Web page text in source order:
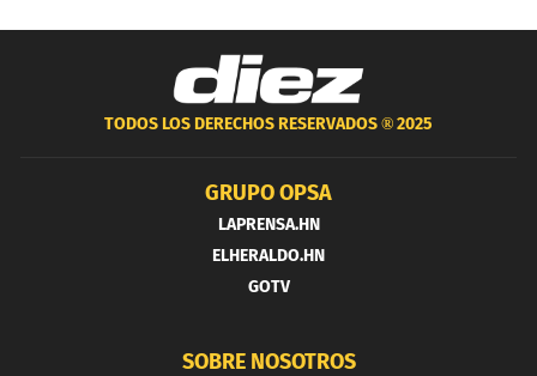
TODOS LOS DERECHOS RESERVADOS ®2025
GRUPO OPSA
LAPRENSA.HN
ELHERALDO.HN
GOTV
SOBRE NOSOTROS